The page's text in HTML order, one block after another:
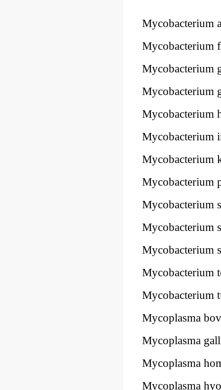
Mycobacterium
Mycobacterium
Mycobacterium
Mycobacterium
Mycobacterium
Mycobacterium
Mycobacterium
Mycobacterium
Mycobacterium
Mycobacterium
Mycobacterium
Mycobacterium
Mycobacterium
Mycoplasma
Mycoplasma
Mycoplasma
Mycoplasma